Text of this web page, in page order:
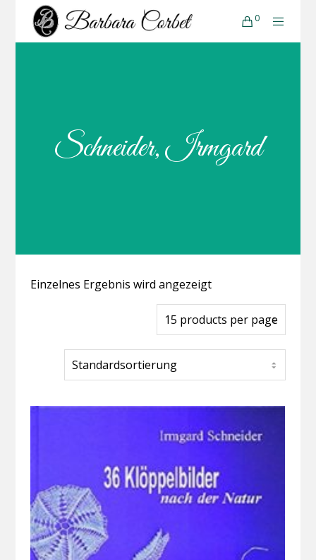
0
Schneider, Irmgard
Einzelnes Ergebnis wird angezeigt